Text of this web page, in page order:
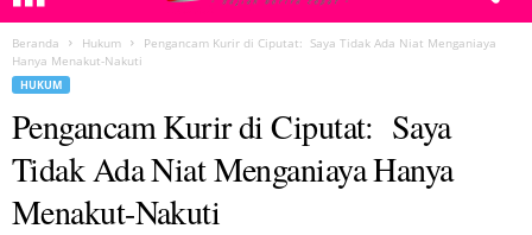
Beranda Hukum
Pengancam Kurir di Ciputat: Saya Tidak Ada Niat Menganiaya
Hanya Menakut-Nakuti
HUKUM
Pengancam Kurir di Ciputat: Saya
Tidak Ada Niat Menganiaya Hanya
Menakut-Nakuti